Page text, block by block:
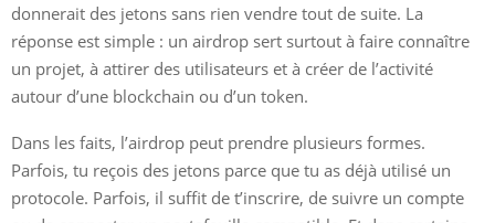
donnerait des jetons sans rien vendre tout de suite. La
réponse est simple : un airdrop sert surtout à faire connaître
un projet, à attirer des utilisateurs et à créer de l’activité
autour d’une blockchain ou d’un token.
Dans les faits, l’airdrop peut prendre plusieurs formes.
Parfois, tu reçois des jetons parce que tu as déjà utilisé un
protocole. Parfois, il suffit de t’inscrire, de suivre un compte